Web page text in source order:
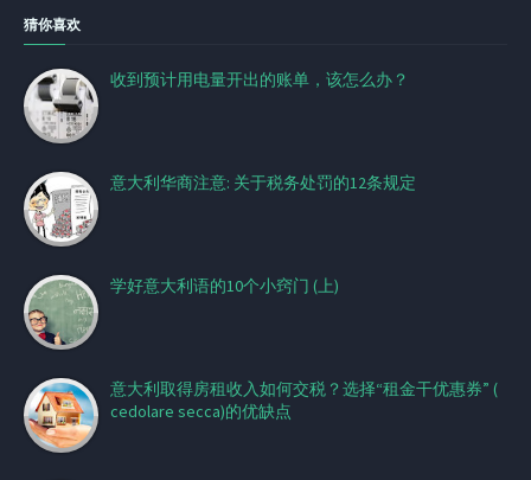
猜你喜欢
收到预计用电量开出的账单，该怎么办？
意大利华商注意: 关于税务处罚的12条规定
学好意大利语的10个小窍门 (上)
意大利取得房租收入如何交税？选择“租金干优惠券” (
cedolare secca)的优缺点